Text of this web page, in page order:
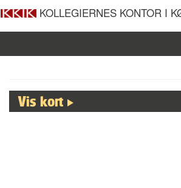
KOLLEGIERNES KONTOR I
Vis kort